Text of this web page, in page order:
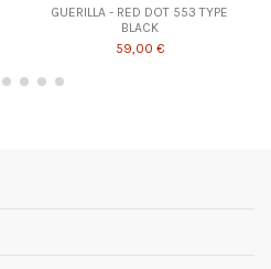
GUERILLA - RED DOT 553 TYPE
BLACK
59,00 €